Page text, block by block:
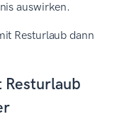
auswirken.
Resturlaub dann
Resturlaub